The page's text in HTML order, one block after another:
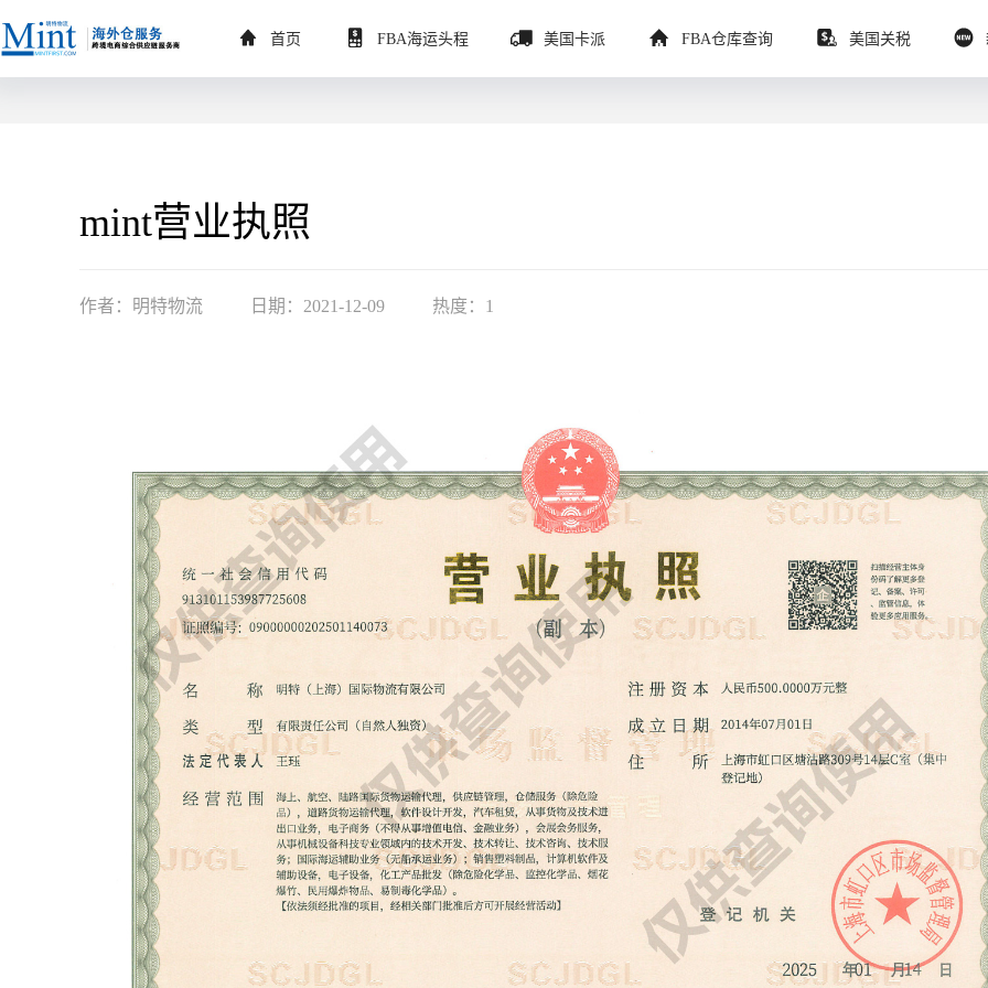
首页 FBA海运头程 美国卡派 FBA仓库查询 美国关税
mint营业执照
作者：明特物流 日期：2021-12-09 热度：1